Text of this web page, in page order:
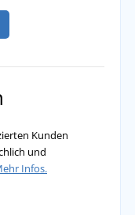
Kunden
und
Infos.